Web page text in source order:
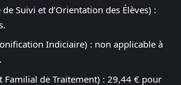
Suivi et d’Orientation des Élèves) :
Indiciaire) : non applicable à
Familial de Traitement) : 29,44 € pour